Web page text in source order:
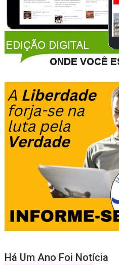
Há Um Ano Foi Notícia